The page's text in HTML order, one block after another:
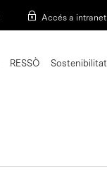
Accés a intranet
RESSÒ Sostenibilitat